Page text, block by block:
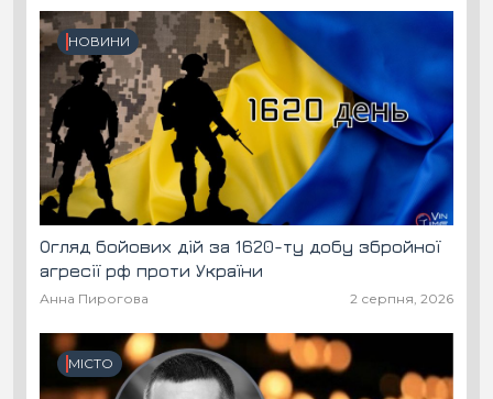
НОВИНИ
Огляд бойових дій за 1620-ту добу збройної
агресії рф проти України
Анна Пирогова 2 серпня, 2026
МІСТО